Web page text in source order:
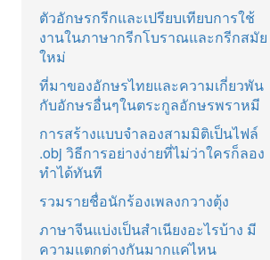
ตัวอักษรกรีกและเปรียบเทียบการใช้
งานในภาษากรีกโบราณและกรีกสมัย
ใหม่
ที่มาของอักษรไทยและความเกี่ยวพัน
กับอักษรอื่นๆในตระกูลอักษรพราหมี
การสร้างแบบจำลองสามมิติเป็นไฟล์
.obj วิธีการอย่างง่ายที่ไม่ว่าใครก็ลอง
ทำได้ทันที
รวมรายชื่อนักร้องเพลงกวางตุ้ง
ภาษาจีนแบ่งเป็นสำเนียงอะไรบ้าง มี
ความแตกต่างกันมากแค่ไหน